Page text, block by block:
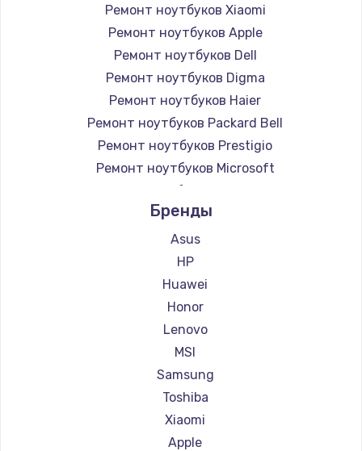
Ремонт ноутбуков Xiaomi
Ремонт ноутбуков Apple
Ремонт ноутбуков Dell
Ремонт ноутбуков Digma
Ремонт ноутбуков Haier
Ремонт ноутбуков Packard Bell
Ремонт ноутбуков Prestigio
Ремонт ноутбуков Microsoft
Ремонт ноутбуков Alienware
Ремонт ноутбуков Aquarius
Ремонт ноутбуков Gigabyte
Ремонт ноутбуков Aorus
Ремонт ноутбуков Maibenben
Ремонт ноутбуков Getac
Ремонт ноутбуков Epson
Ремонт ноутбуков Philips
Ремонт ноутбуков LG
Ремонт ноутбуков Panasonic
Ремонт ноутбуков Irbis
Ремонт ноутбуков Thunderobot
Бренды
Asus
HP
Huawei
Honor
Lenovo
MSI
Samsung
Toshiba
Xiaomi
Apple